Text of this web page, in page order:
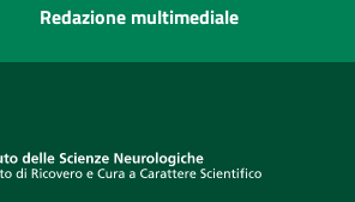
Redazione multimediale